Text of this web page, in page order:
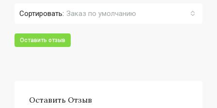
Сортировать: Заказ по умолчанию
Оставить отзыв
Оставить Отзыв